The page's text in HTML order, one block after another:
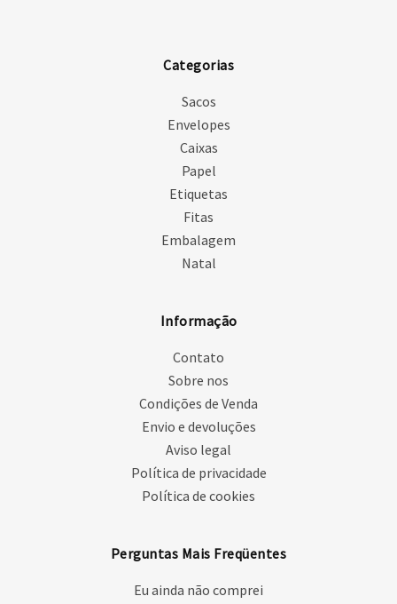
Categorias
Sacos
Envelopes
Caixas
Papel
Etiquetas
Fitas
Embalagem
Natal
Informação
Contato
Sobre nos
Condições de Venda
Envio e devoluções
Aviso legal
Política de privacidade
Política de cookies
Perguntas Mais Freqüentes
Eu ainda não comprei